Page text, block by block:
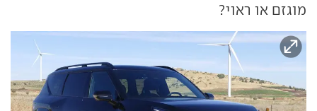
מוגזם או ראוי?